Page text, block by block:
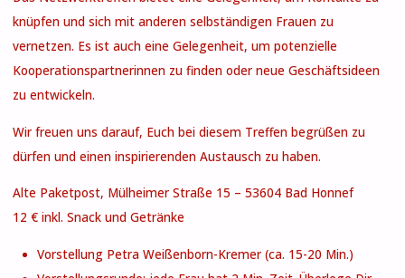
knüpfen und sich mit anderen selbständigen Frauen zu
vernetzen. Es ist auch eine Gelegenheit, um potenzielle
Kooperationspartnerinnen zu finden oder neue Geschäftsideen
zu entwickeln.
Wir freuen uns darauf, Euch bei diesem Treffen begrüßen zu
dürfen und einen inspirierenden Austausch zu haben.
Alte Paketpost, Mülheimer Straße 15 – 53604 Bad Honnef
12 € inkl. Snack und Getränke
Vorstellung Petra Weißenborn-Kremer (ca. 15-20 Min.)